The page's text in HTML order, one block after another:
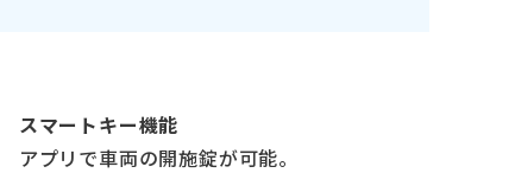
スマートキー機能
アプリで車両の開施錠が可能。